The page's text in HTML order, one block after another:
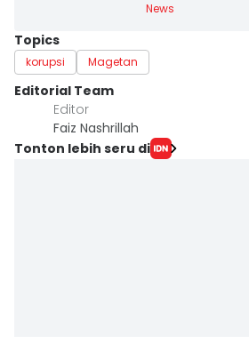
News
Topics
korupsi Magetan
Editorial Team
Editor
Faiz Nashrillah
Tonton lebih seru di